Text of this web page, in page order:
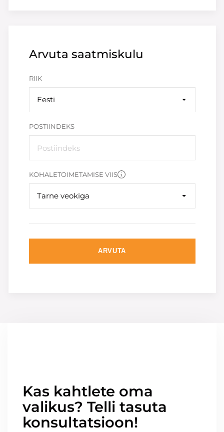
Arvuta saatmiskulu
RIIK
Eesti
POSTIINDEKS
KOHALETOIMETAMISE VIIS
Tarne veokiga
ARVUTA
Kas kahtlete oma
valikus? Telli tasuta
konsultatsioon!